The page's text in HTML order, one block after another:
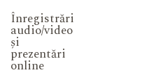
Înregistrări
audio/video
și
prezentări
online